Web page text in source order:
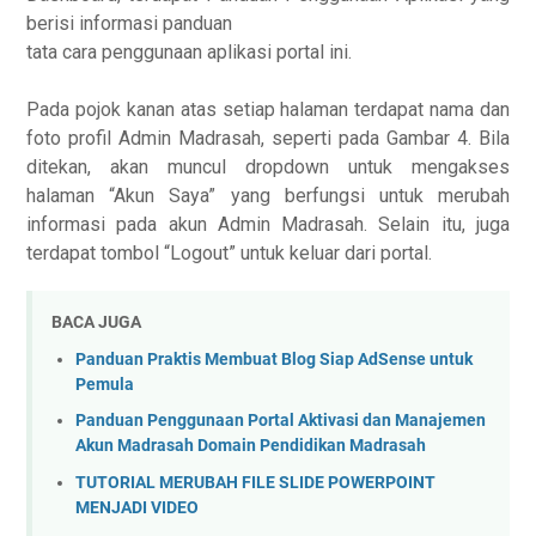
berisi informasi panduan
tata cara penggunaan aplikasi portal ini.
Pada pojok kanan atas setiap halaman terdapat nama dan
foto profil Admin Madrasah, seperti pada Gambar 4. Bila
ditekan, akan muncul dropdown untuk mengakses
halaman “Akun Saya” yang berfungsi untuk merubah
informasi pada akun Admin Madrasah. Selain itu, juga
terdapat tombol “Logout” untuk keluar dari portal.
BACA JUGA
Panduan Praktis Membuat Blog Siap AdSense untuk
Pemula
Panduan Penggunaan Portal Aktivasi dan Manajemen
Akun Madrasah Domain Pendidikan Madrasah
TUTORIAL MERUBAH FILE SLIDE POWERPOINT
MENJADI VIDEO